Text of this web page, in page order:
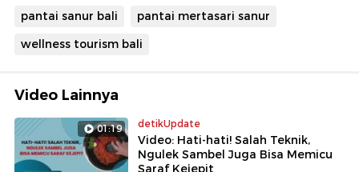
pantai sanur bali
pantai mertasari sanur
wellness tourism bali
Video Lainnya
01:19 detikUpdate
Video: Hati-hati! Salah Teknik,
Ngulek Sambel Juga Bisa Memicu
Saraf Kejepit